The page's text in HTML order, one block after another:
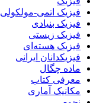
فیزیک اتمی-مولکولی
فیزیک بنیادی
فیزیک زیستی
فیزیک هسته‌ای
فیزیکدانان ایرانی
ماده چگال
معرفی کتاب
مکانیک آماری